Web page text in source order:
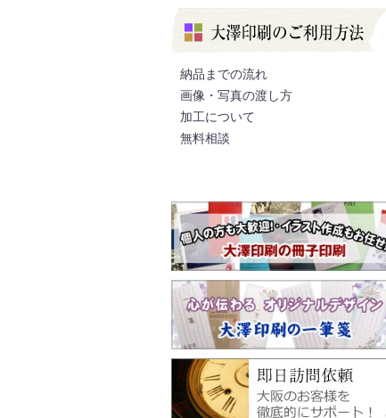
納品までの流れ
画像・写真の渡し方
加工について
無料相談